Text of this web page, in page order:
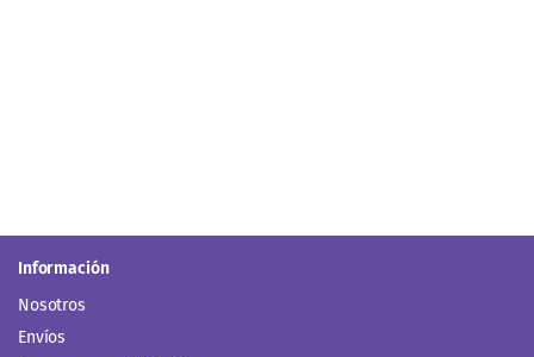
Información
Nosotros
Envíos